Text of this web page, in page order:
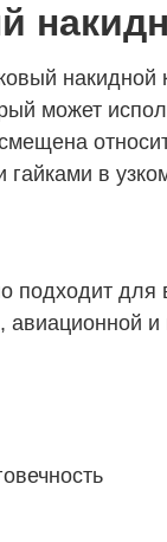
может
гайками в
подходит для
авиационной